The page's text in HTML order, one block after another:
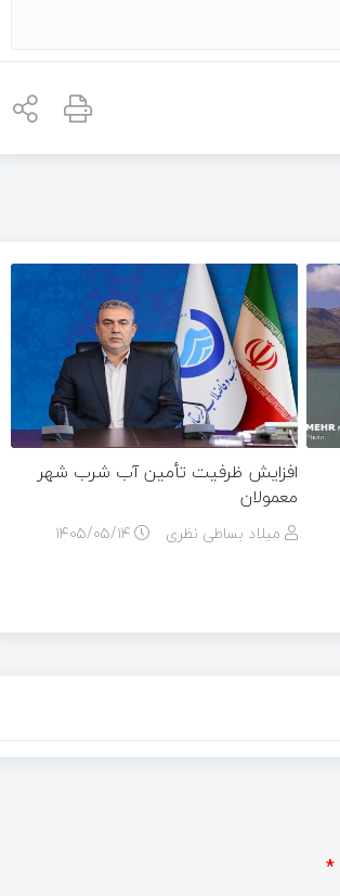
افزایش ظرفیت تأمین آب شرب شهر
معمولان
میلاد بساطی نظری ۱۴۰۵/۰۵/۱۴
*